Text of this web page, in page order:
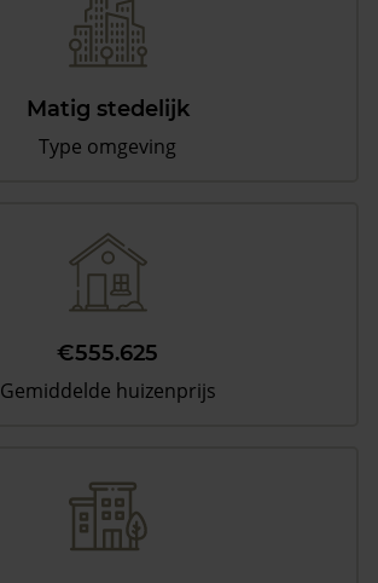
Matig stedelijk
Type omgeving
€555.625
Gemiddelde huizenprijs